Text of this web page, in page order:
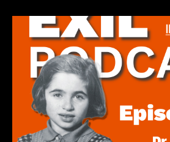
Inhaltskarousell
weitere
Inhalte
Inhaltskarussell
überspringen